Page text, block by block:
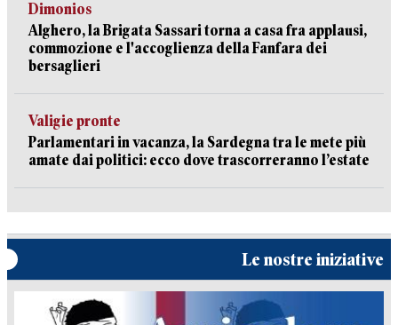
Dimonios
Alghero, la Brigata Sassari torna a casa fra applausi,
commozione e l'accoglienza della Fanfara dei
bersaglieri
Valigie pronte
Parlamentari in vacanza, la Sardegna tra le mete più
amate dai politici: ecco dove trascorreranno l’estate
Le nostre iniziative